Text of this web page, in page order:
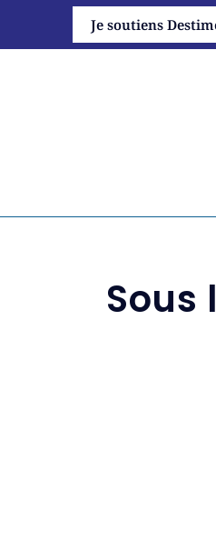
Je soutiens
Sous